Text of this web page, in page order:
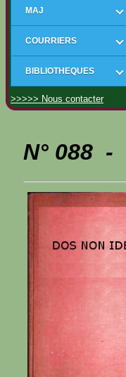
MAJ
COURRIERS
BIBLIOTHEQUES
>>>>> Nous contacter
N° 088